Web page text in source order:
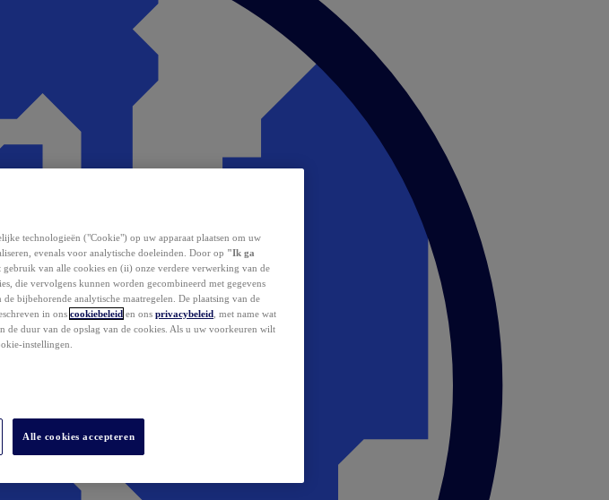
technologieën ("Cookie") op uw apparaat plaatsen om uw
evenals voor analytische doeleinden. Door op "Ik ga
van alle cookies en (ii) onze verdere verwerking van de
die vervolgens kunnen worden gecombineerd met gegevens
bijbehorende analytische maatregelen. De plaatsing van de
in ons cookiebeleid en ons privacybeleid , met name wat
de duur van de opslag van de cookies. Als u uw voorkeuren wilt
instellingen.
Alle cookies accepteren